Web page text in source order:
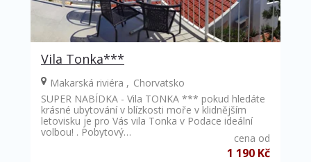
Vila Tonka***
Makarská riviéra
Chorvatsko
SUPER NABÍDKA - Vila TONKA *** pokud hledáte
krásné ubytování v blízkosti moře v klidnějším
letovisku je pro Vás vila Tonka v Podace ideální
volbou! . Pobytový…
cena od
1 190 Kč